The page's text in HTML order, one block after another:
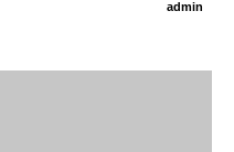
admin